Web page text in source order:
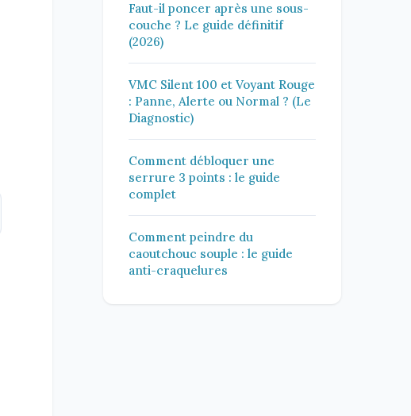
Faut-il poncer après une sous-
couche ? Le guide définitif
(2026)
VMC Silent 100 et Voyant Rouge
: Panne, Alerte ou Normal ? (Le
Diagnostic)
Comment débloquer une
serrure 3 points : le guide
complet
Comment peindre du
caoutchouc souple : le guide
anti-craquelures